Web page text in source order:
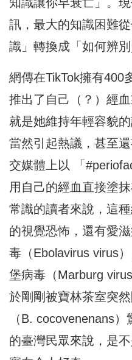
訊，最大的知識困難
識」轉換成「如何辨別
網傳在TikTok擁有400
推出了自己（？）經
就是她維持年輕容貌
當然引起熱議，甚至
交媒體上以 「
用自己的經血直接塗
常識的讀者來說，這
的視覺恐怖，還有愛
毒（Ebolavirus virus
堡病毒（Marburg
於剛剛被寶林茶室突
（B. cocovenenans
的臺灣民眾來說，是